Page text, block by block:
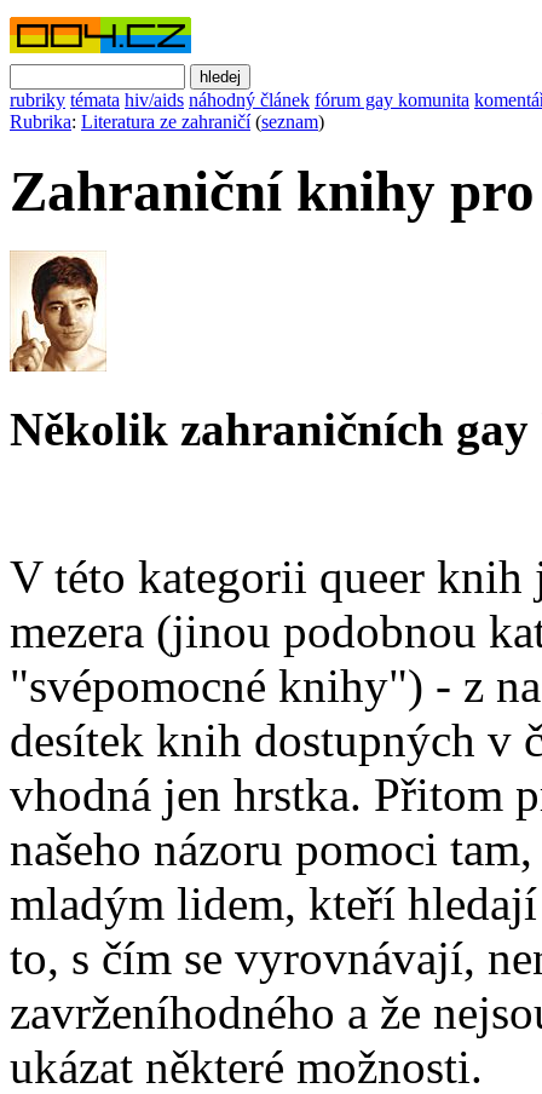
rubriky témata hiv/aids náhodný článek fórum gay komunita
Rubrika: Literatura ze zahraničí(seznam)
Zahraniční knihy
Několik zahraničních
V této kategorii queer knih
mezera (jinou podobnou
"svépomocné knihy") - z
desítek knih dostupných v
vhodná jen hrstka. Přitom
našeho názoru pomoci
mladým lidem, kteří
to, s čím se vyrovnávají,
zavrženíhodného a že
ukázat některé možnosti.